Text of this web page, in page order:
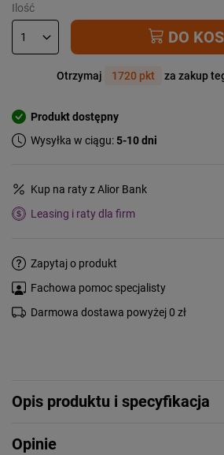
Ilość
DO
Otrzymaj 1720 pkt za zakup
Produkt dostępny
Wysyłka w ciągu:5-10 dni
Kup na raty z Alior Bank
Leasing i raty dla firm
Zapytaj o produkt
Fachowa pomoc specjalisty
Darmowa dostawa powyżej 0 zł
Opis produktu i specyfikacja
Opinie